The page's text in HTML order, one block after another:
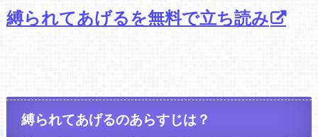
縛られてあげるを無料で立ち読み
縛られてあげるのあらすじは？